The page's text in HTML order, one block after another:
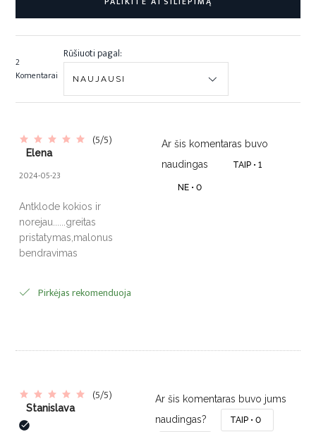
2
Komentarai
Rūšiuoti pagal:
(5/5)
Elena
2024-05-23
Antklode kokios ir
norejau......greitas
pristatymas,malonus
bendravimas
Pirkėjas rekomenduoja
Ar šis komentaras buvo
naudingas
TAIP • 1
NE •0
(5/5)
Stanislava
Ar šis komentaras buvo jums
naudingas?
TAIP • 0